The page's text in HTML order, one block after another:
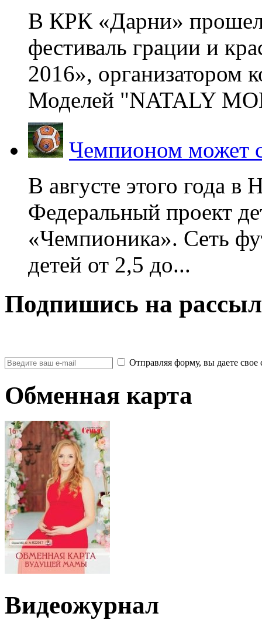
В КРК «Дарни»
фестиваль грации и
2016», организатором
Моделей "NATALY
Чемпионом может
В августе этого года
Федеральный проект
«Чемпионика». Сеть
детей от 2,5 до...
Подпишись на
Отправляя форму, вы даете
Обменная карта
Видеожурнал